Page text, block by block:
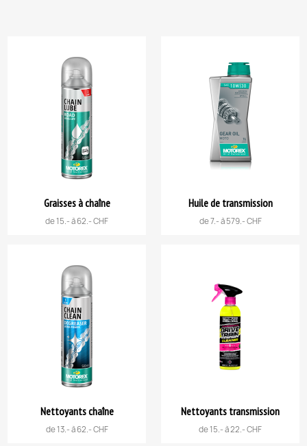
Graisses à chaîne
de 15.- à 62.- CHF
Huile de transmission
de 7.- à 579.- CHF
Nettoyants chaîne
de 13.- à 62.- CHF
Nettoyants transmission
de 15.- à 22.- CHF